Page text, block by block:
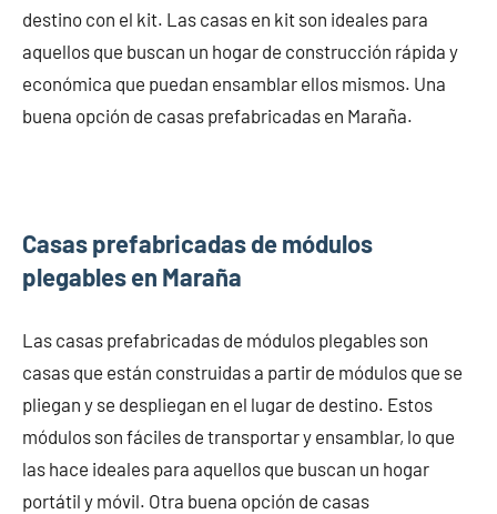
destino con el kit. Las casas en kit son ideales para
aquellos que buscan un hogar de construcción rápida y
económica que puedan ensamblar ellos mismos. Una
buena opción de casas prefabricadas en Maraña.
Casas prefabricadas de módulos
plegables en Maraña
Las casas prefabricadas de módulos plegables son
casas que están construidas a partir de módulos que se
pliegan y se despliegan en el lugar de destino. Estos
módulos son fáciles de transportar y ensamblar, lo que
las hace ideales para aquellos que buscan un hogar
portátil y móvil. Otra buena opción de casas